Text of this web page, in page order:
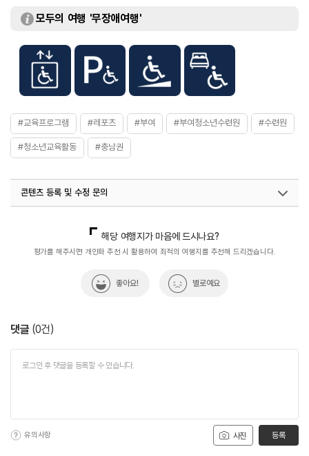
- 성인 2,000원
- 청소년 1,500원
※ 자세한 사항은 홈페이지 참고
주요시설
숙박시설 / 중강당 / 강의실 / 식당 / 운동장 / 익스트림 /
챌린지
화장실
모두의 여행 '무장애여행'
#교육프로그램 #레포츠 #부여 #부여청소년수련원 #수련원
#청소년교육활동 #충남권
콘텐츠 등록 및 수정 문의
열린관광콘텐츠팀(열린관광-모두의여행)
033-738-3425
해당 여행지가 마음에 드시나요?
평가를 해주시면 개인화 추천 시 활용하여 최적의 여행지를 추천해 드리겠습니다.
좋아요! 별로예요
댓글 (0건)
사진
유의사항 등록